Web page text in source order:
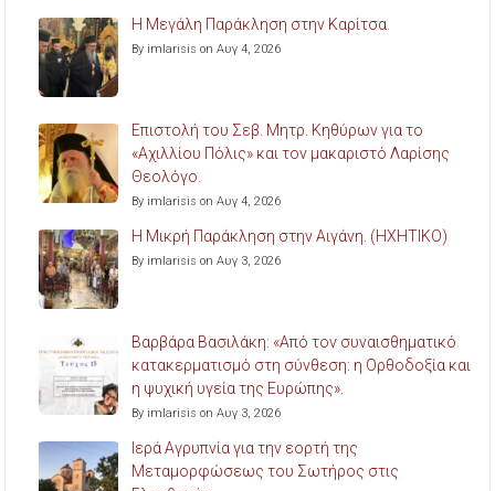
Η Μεγάλη Παράκληση στην Καρίτσα.
By imlarisis on Αυγ 4, 2026
Επιστολή του Σεβ. Μητρ. Κηθύρων για το
«Αχιλλίου Πόλις» και τον μακαριστό Λαρίσης
Θεολόγο.
By imlarisis on Αυγ 4, 2026
Η Μικρή Παράκληση στην Αιγάνη. (ΗΧΗΤΙΚΟ)
By imlarisis on Αυγ 3, 2026
Βαρβάρα Βασιλάκη: «Από τον συναισθηματικό
κατακερματισμό στη σύνθεση: η Ορθοδοξία και
η ψυχική υγεία της Ευρώπης».
By imlarisis on Αυγ 3, 2026
Ιερά Αγρυπνία για την εορτή της
Μεταμορφώσεως του Σωτήρος στις